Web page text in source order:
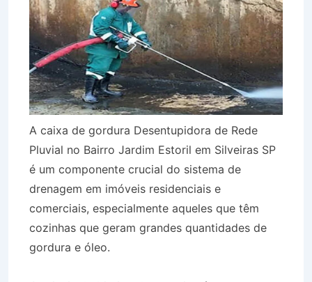
A caixa de gordura Desentupidora de Rede
Pluvial no Bairro Jardim Estoril em Silveiras SP
é um componente crucial do sistema de
drenagem em imóveis residenciais e
comerciais, especialmente aqueles que têm
cozinhas que geram grandes quantidades de
gordura e óleo.